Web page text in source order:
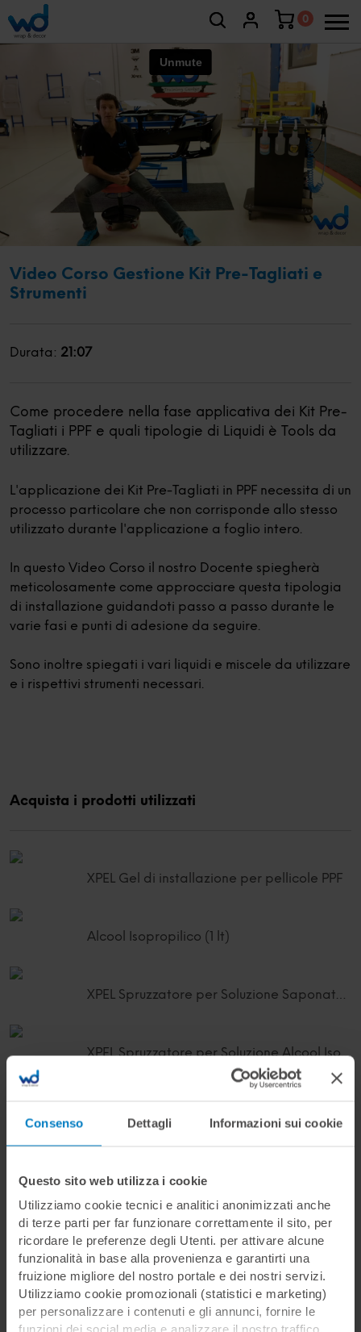
Consenso Dettagli Informazioni sui cookie
Questo sito web utilizza i cookie
Utilizziamo cookie tecnici e analitici anonimizzati anche
di terze parti per far funzionare correttamente il sito, per
ricordare le preferenze degli Utenti. per attivare alcune
funzionalità in base alla provenienza e garantirti una
fruizione migliore del nostro portale e dei nostri servizi.
Utilizziamo cookie promozionali (statistici e marketing)
per personalizzare i contenuti e gli annunci, fornire le
funzioni dei social media e analizzare il nostro traffico.
0
Video Corso Gestione Kit Pre-Tagliati e
Strumenti
Durata: 21:07
Come procedere nella fase applicativa dei Kit Pre-
Tagliati i PPF e quali tipologie di Liquidi è Tools da
utilizzare.
L'applicazione dei Kit Pre-Tagliati in PPF necessita di un
processo particolare che non corrisponde allo stesso
utilizzato durante l'applicazione a foglio intero.
In questo Video Corso il nostro Docente spiegherà
meticolosamente come approcciare questa tipologia
di installazione guidandoti passo a passo durante le
varie fasi e punti di adesione da seguire.
Sono inoltre spiegati i vari liquidi e miscele da utilizzare
e i rispettivi strumenti necessari.
Acquista i prodotti utilizzati
XPEL Gel di installazione per pellicole PPF
Alcool Isopropilico (1 lt)
XPEL Spruzzatore per Soluzione Saponata (1 lt)
XPEL Spruzzatore per Soluzione Alcool Isopropilico (1 lt)
Spatola YELLOW TURBO 9,5 cm
Spatola YELLOW TURBO 14 cm